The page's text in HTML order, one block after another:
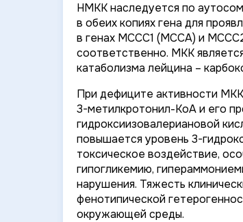
НМКК наследуется по
в обеих копиях гена для
в генах MCCC1 (MCCA) и
соответственно. МКК
катаболизма лейцина –
При дефиците активности
3-метилкротонил-КоА и его
гидроксиизовалериановой
повышается уровень 3-
токсическое воздействие,
гипогликемию,
нарушения. Тяжесть
фенотипической
окружающей среды.